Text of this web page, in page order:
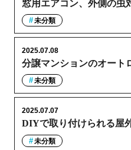
窓用エアコン、外側の虫
未分類
分譲マンションのオート
2025.07.08
未分類
DIYで取り付けられる屋
2025.07.07
未分類